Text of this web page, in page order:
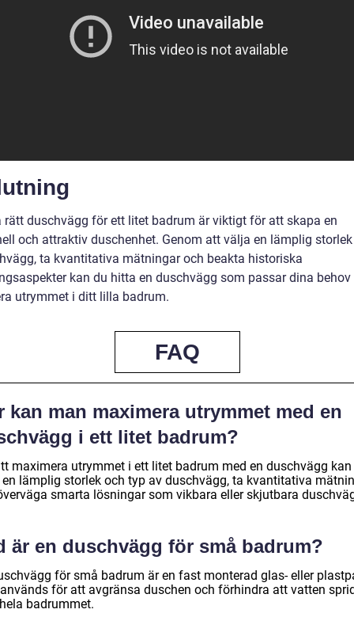
rätt duschvägg för ett litet badrum är viktigt för att skapa en
och attraktiv duschenhet. Genom att välja en lämplig
ta kvantitativa mätningar och beakta historiska
kan du hitta en duschvägg som passar dina behov
utrymmet i ditt lilla badrum.
FAQ
kan man maximera utrymmet med en
i ett litet badrum?
maximera utrymmet i ett litet badrum med en duschvägg
lämplig storlek och typ av duschvägg, ta kvantitativa
smarta lösningar som vikbara eller skjutbara
är en duschvägg för små badrum?
för små badrum är en fast monterad glas- eller
för att avgränsa duschen och förhindra att vatten
badrummet.